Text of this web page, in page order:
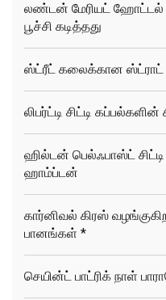
லண்டன் மேரியட் ஹோட்டல்
பூச்சி கடித்தது
ஸ்ட்ரீட் கலைக்கான ஸ்ட்ராட்
லிபர்ட்டி சிட்டி கப்பல்களின்
ஹில்டன் பெல்ஃபாஸ்ட்
ஹாம்ப்டன்
கார்னிவல் கிரஸ்
பானங்கள் *
செயின்ட் பாட்ரிக் நாள்